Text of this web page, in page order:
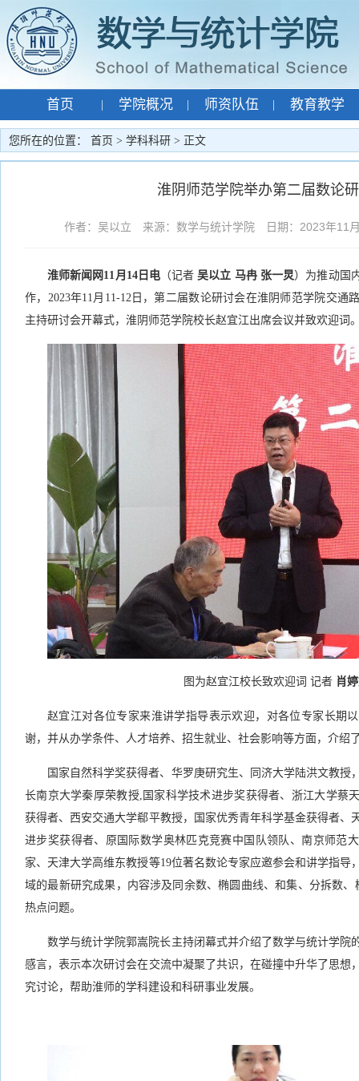
首页 学院概况 师资队伍 教育教学
专题网站 | 孙智宏 |
您所在的位置： 首页 > 学科科研 > 正文
淮阴师范学院举办第二届数论
作者：吴以立 来源：数学与统计学院 日期：2023年11
淮师新闻网11月14日电（记者吴以立 马冉 张一炅）为推动国
作，2023年11月11-12日，第二届数论研讨会在淮阴师范学院交通
主持研讨会开幕式，淮阴师范学院校长赵宜江出席会议并致欢迎词
图为赵宜江校长致欢迎词 记者 肖
赵宜江对各位专家来淮讲学指导表示欢迎，对各位专家长期
谢，并从办学条件、人才培养、招生就业、社会影响等方面，介绍
国家自然科学奖获得者、华罗庚研究生、同济大学陆洪文教授
长南京大学秦厚荣教授,国家科学技术进步奖获得者、浙江大学蔡
获得者、西安交通大学郗平教授，国家优秀青年科学基金获得者、
进步奖获得者、原国际数学奥林匹克竞赛中国队领队、南京师范
家、天津大学高维东教授等19位著名数论专家应邀参会和讲学指导
域的最新研究成果，内容涉及同余数、椭圆曲线、和集、分拆数、
热点问题。
数学与统计学院郭嵩院长主持闭幕式并介绍了数学与统计学院
感言，表示本次研讨会在交流中凝聚了共识，在碰撞中升华了思想
究讨论，帮助淮师的学科建设和科研事业发展。